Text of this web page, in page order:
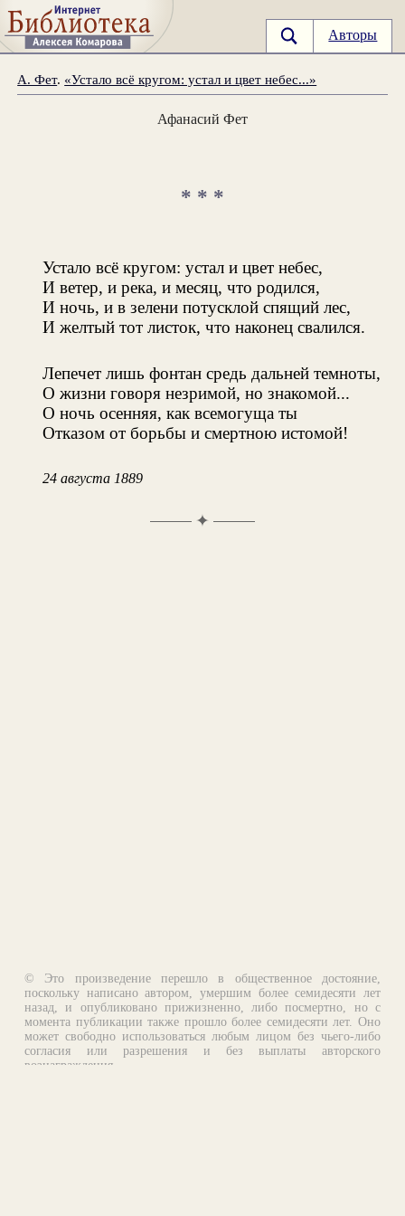
Авторы
А. Фет. «Устало всё кругом: устал и цвет небес...»
Афанасий Фет
* * *
Устало всё кругом: устал и цвет небес,
И ветер, и река, и месяц, что родился,
И ночь, и в зелени потусклой спящий лес,
И желтый тот листок, что наконец свалился.
Лепечет лишь фонтан средь дальней темноты,
О жизни говоря незримой, но знакомой...
О ночь осенняя, как всемогуща ты
Отказом от борьбы и смертною истомой!
24 августа 1889
✦
© Это произведение перешло в общественное достояние,
поскольку написано автором, умершим более семидесяти лет
назад, и опубликовано прижизненно, либо посмертно, но с
момента публикации также прошло более семидесяти лет. Оно
может свободно использоваться любым лицом без чьего-либо
согласия или разрешения и без выплаты авторского
вознаграждения.